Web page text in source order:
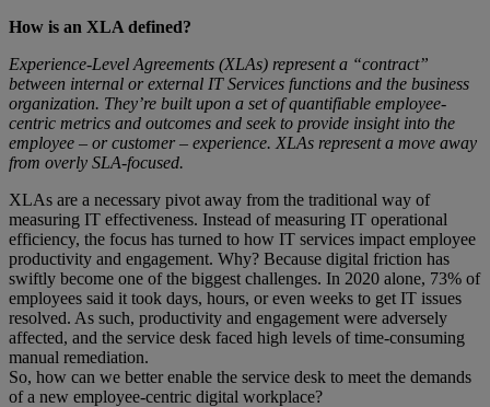
How is an XLA defined?
Experience-Level Agreements (XLAs) represent a “contract”
between internal or external IT Services functions and the business
organization. They’re built upon a set of quantifiable employee-
centric metrics and outcomes and seek to provide insight into the
employee – or customer – experience. XLAs represent a move away
from overly SLA-focused.
XLAs are a necessary pivot away from the traditional way of
measuring IT effectiveness. Instead of measuring IT operational
efficiency, the focus has turned to how IT services impact employee
productivity and engagement. Why? Because digital friction has
swiftly become one of the biggest challenges. In 2020 alone, 73% of
employees said it took days, hours, or even weeks to get IT issues
resolved. As such, productivity and engagement were adversely
affected, and the service desk faced high levels of time-consuming
manual remediation.
So, how can we better enable the service desk to meet the demands
of a new employee-centric digital workplace?